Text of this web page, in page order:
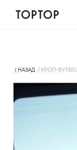
⟨ НАЗАД КРОП-